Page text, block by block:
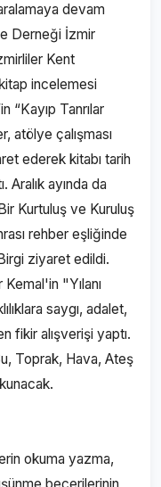
devam
Derneği İzmir
Kent
incelemesi
“Kayıp Tanrılar
atölye çalışması
ederek kitabı tarih
Aralık ayında da
Kurtuluş ve Kuruluş
rehber eşliğinde
ziyaret edildi.
"Yılanı
saygı, adalet,
fikir alışverişi yaptı.
Toprak, Hava, Ateş
okuma yazma,